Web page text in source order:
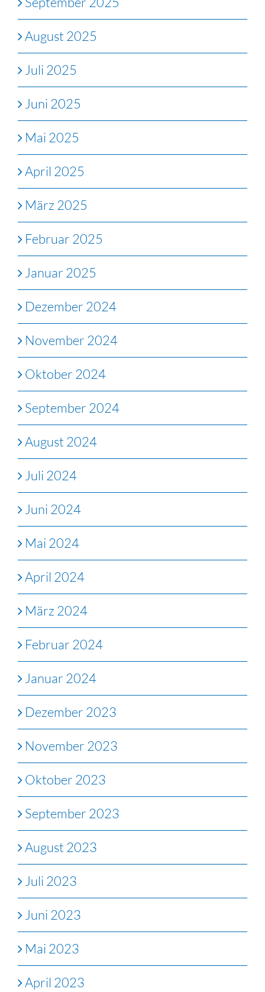
August 2025
Juli 2025
Juni 2025
Mai 2025
April 2025
März 2025
Februar 2025
Januar 2025
Dezember 2024
November 2024
Oktober 2024
September 2024
August 2024
Juli 2024
Juni 2024
Mai 2024
April 2024
März 2024
Februar 2024
Januar 2024
Dezember 2023
November 2023
Oktober 2023
September 2023
August 2023
Juli 2023
Juni 2023
Mai 2023
April 2023